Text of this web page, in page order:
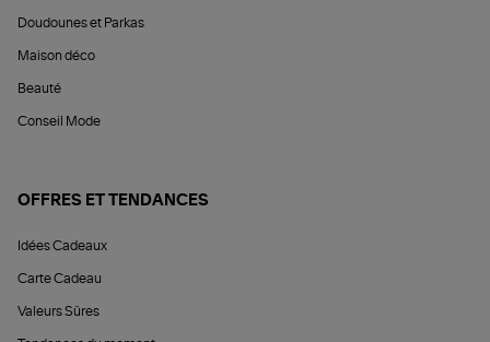
Doudounes et Parkas
Maison déco
Beauté
Conseil Mode
OFFRES ET TENDANCES
Idées Cadeaux
Carte Cadeau
Valeurs Sûres